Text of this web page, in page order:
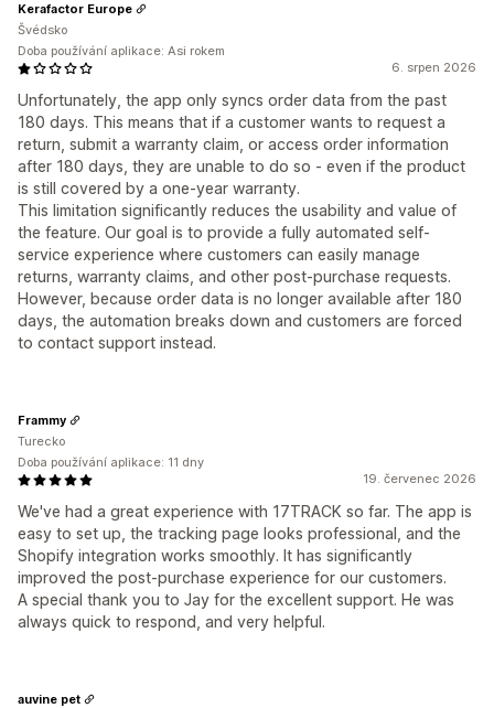
6. srpen 2026
Unfortunately, the app only syncs order data from the past
180 days. This means that if a customer wants to request a
return, submit a warranty claim, or access order information
after 180 days, they are unable to do so - even if the product
is still covered by a one-year warranty.
This limitation significantly reduces the usability and value of
the feature. Our goal is to provide a fully automated self-
service experience where customers can easily manage
returns, warranty claims, and other post-purchase requests.
However, because order data is no longer available after 180
days, the automation breaks down and customers are forced
to contact support instead.
Kerafactor Europe
Švédsko
Doba používání aplikace: Asi rokem
19. červenec 2026
We've had a great experience with 17TRACK so far. The app is
easy to set up, the tracking page looks professional, and the
Shopify integration works smoothly. It has significantly
improved the post-purchase experience for our customers.
A special thank you to Jay for the excellent support. He was
always quick to respond, and very helpful.
Frammy
Turecko
Doba používání aplikace: 11 dny
auvine pet